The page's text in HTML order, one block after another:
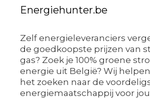
Energiehunter.be
Zelf energieleveranciers
de goedkoopste prijzen van
gas? Zoek je 100% groene
energie uit België? Wij
het zoeken naar de
energiemaatschappij voor